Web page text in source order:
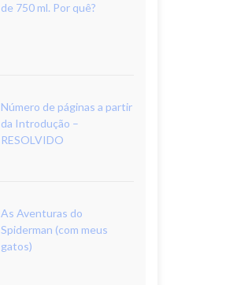
de 750 ml. Por quê?
Número de páginas a partir
da Introdução –
RESOLVIDO
As Aventuras do
Spiderman (com meus
gatos)